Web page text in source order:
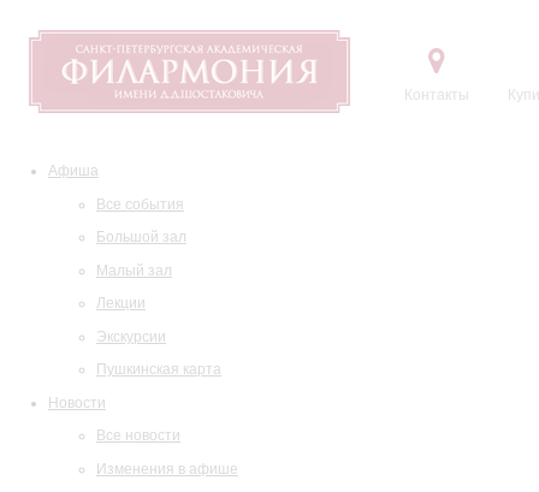
Контакты
Афиша
Все события
Большой зал
Малый зал
Лекции
Экскурсии
Пушкинская карта
Новости
Все новости
Изменения в афише